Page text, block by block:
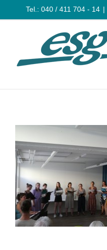
Inhalt
Tel.: 040 / 411 704 - 14 |